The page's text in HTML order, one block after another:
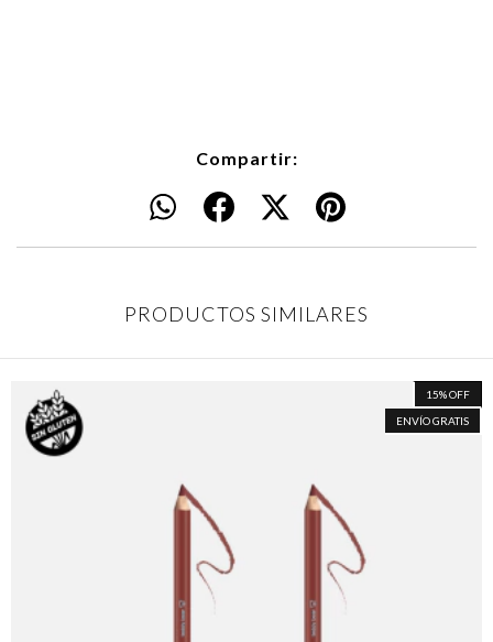
Compartir:
PRODUCTOS SIMILARES
15%OFF
ENVÍO GRATIS